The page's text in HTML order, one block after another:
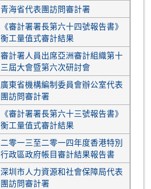
青海省代表團訪問審計署
《審計署署長第六十四號報告書》
衡工量值式審計結果
審計署人員出席亞洲審計組織第十
三屆大會暨第六次研討會
廣東省機構編制委員會辦公室代表
團訪問審計署
《審計署署長第六十三號報告書》
衡工量值式審計結果
二零一三至二零一四年度香港特別
行政區政府帳目審計結果報告書
深圳市人力資源和社會保障局代表
團訪問審計署